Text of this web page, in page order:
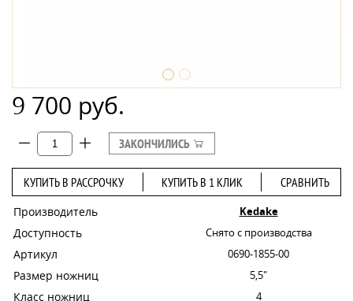
9 700 руб.
ЗАКОНЧИЛИСЬ
КУПИТЬ В РАССРОЧКУ КУПИТЬ В 1 КЛИК СРАВНИТЬ
Производитель Kedake
Доступность Снято с производства
Артикул 0690-1855-00
Размер ножниц 5,5"
Класс ножниц 4